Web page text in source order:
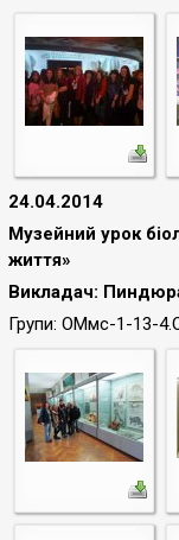
24.04.2014
Музейний урок
життя»
Викладач:
Групи: ОМмс-1-13-